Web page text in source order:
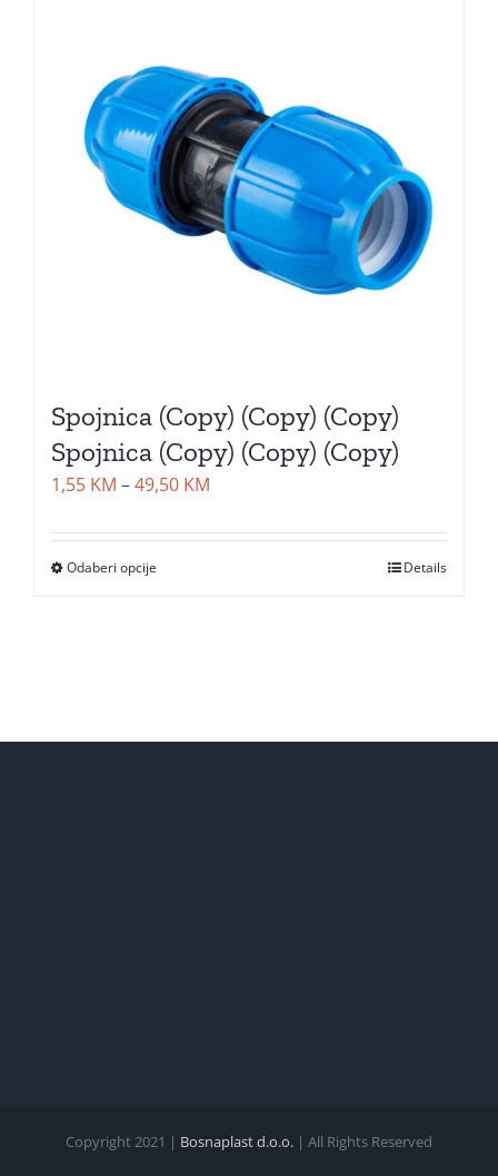
Spojnica (Copy) (Copy) (Copy)
Spojnica (Copy) (Copy) (Copy)
1,55 KM –49,50 KM
1,55 KM
Odaberi opcije Details
Copyright 2021 | Bosnaplast d.o.o. | All Rights Reserved